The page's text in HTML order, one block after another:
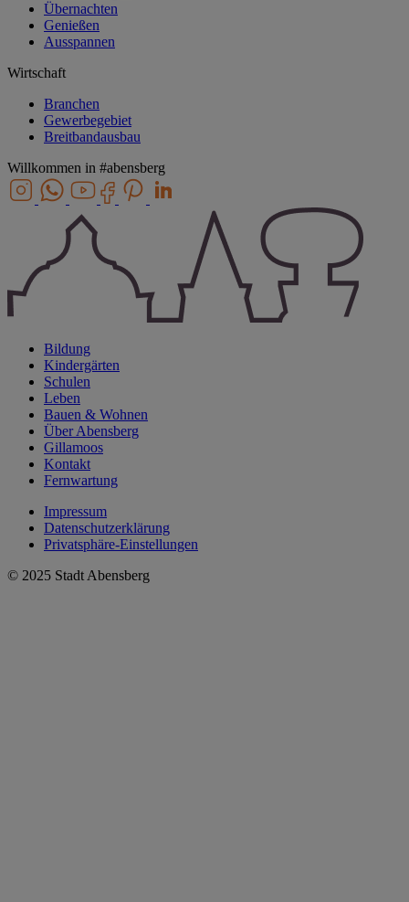
Übernachten
Genießen
Ausspannen
Wirtschaft
Branchen
Gewerbegebiet
Breitbandausbau
Willkommen in #abensberg
Bildung
Kindergärten
Schulen
Leben
Bauen & Wohnen
Über Abensberg
Gillamoos
Kontakt
Fernwartung
Impressum
Datenschutzerklärung
Privatsphäre-Einstellungen
© 2025 Stadt Abensberg